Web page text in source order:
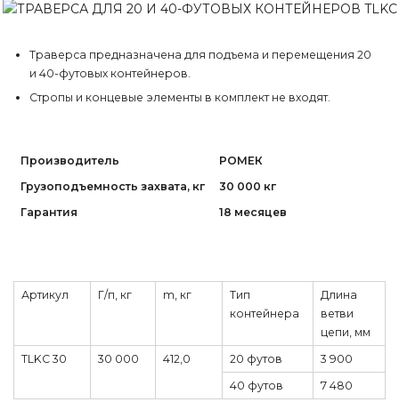
Траверса предназначена для подъема и перемещения 20
и 40-футовых контейнеров.
Стропы и концевые элементы в комплект не входят.
Производитель
РОМЕК
Грузоподъемность захвата, кг
30 000 кг
Гарантия
18 месяцев
Артикул Г/п, кг m, кг
Тип
контейнера
Длина
ветви
цепи, мм
TLKC 30
30 000 412,0 20 футов
3 900
40 футов
7 480